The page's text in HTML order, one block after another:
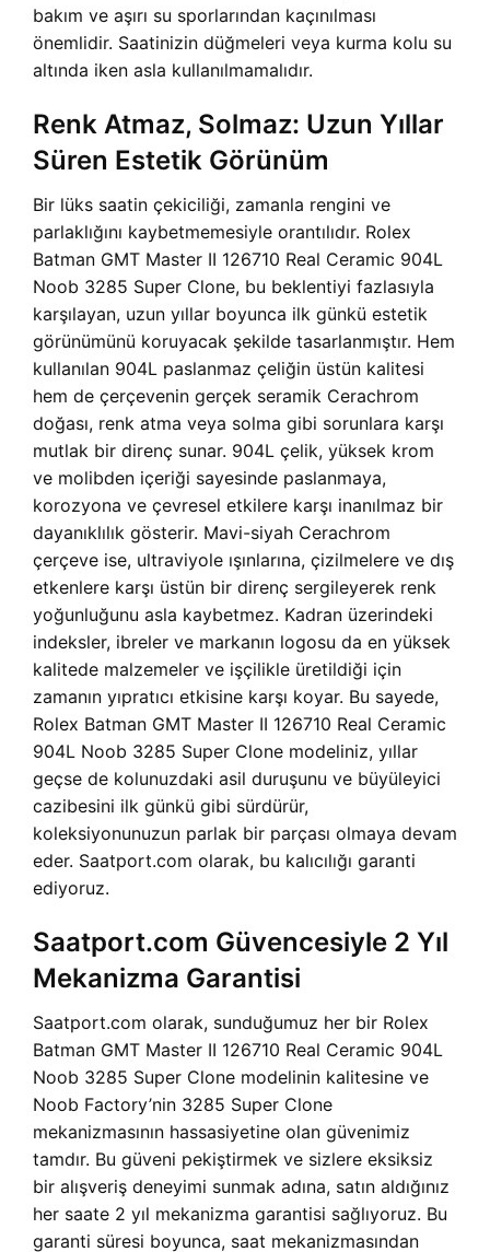
bakım ve aşırı su sporlarından kaçınılması
önemlidir. Saatinizin düğmeleri veya kurma kolu su
altında iken asla kullanılmamalıdır.
Renk Atmaz, Solmaz: Uzun Yıllar
Süren Estetik Görünüm
Bir lüks saatin çekiciliği, zamanla rengini ve
parlaklığını kaybetmemesiyle orantılıdır. Rolex
Batman GMT Master II 126710 Real Ceramic 904L
Noob 3285 Super Clone, bu beklentiyi fazlasıyla
karşılayan, uzun yıllar boyunca ilk günkü estetik
görünümünü koruyacak şekilde tasarlanmıştır. Hem
kullanılan 904L paslanmaz çeliğin üstün kalitesi
hem de çerçevenin gerçek seramik Cerachrom
doğası, renk atma veya solma gibi sorunlara karşı
mutlak bir direnç sunar. 904L çelik, yüksek krom
ve molibden içeriği sayesinde paslanmaya,
korozyona ve çevresel etkilere karşı inanılmaz bir
dayanıklılık gösterir. Mavi-siyah Cerachrom
çerçeve ise, ultraviyole ışınlarına, çizilmelere ve dış
etkenlere karşı üstün bir direnç sergileyerek renk
yoğunluğunu asla kaybetmez. Kadran üzerindeki
indeksler, ibreler ve markanın logosu da en yüksek
kalitede malzemeler ve işçilikle üretildiği için
zamanın yıpratıcı etkisine karşı koyar. Bu sayede,
Rolex Batman GMT Master II 126710 Real Ceramic
904L Noob 3285 Super Clone modeliniz, yıllar
geçse de kolunuzdaki asil duruşunu ve büyüleyici
cazibesini ilk günkü gibi sürdürür,
koleksiyonunuzun parlak bir parçası olmaya devam
eder. Saatport.com olarak, bu kalıcılığı garanti
ediyoruz.
Saatport.com Güvencesiyle 2 Yıl
Mekanizma Garantisi
Saatport.com olarak, sunduğumuz her bir Rolex
Batman GMT Master II 126710 Real Ceramic 904L
Noob 3285 Super Clone modelinin kalitesine ve
Noob Factory’nin 3285 Super Clone
mekanizmasının hassasiyetine olan güvenimiz
tamdır. Bu güveni pekiştirmek ve sizlere eksiksiz
bir alışveriş deneyimi sunmak adına, satın aldığınız
her saate 2 yıl mekanizma garantisi sağlıyoruz. Bu
garanti süresi boyunca, saat mekanizmasından